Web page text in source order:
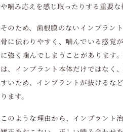
や噛み応えを感じ取ったりする重要な
そのため、歯根膜のないインプラン
骨に伝わりやすく、噛んでいる感覚
に強く噛んでしまうことがあります
は、インプラント本体だけではなく
すいため、インプラントが抜けるな
ります。
このような理由から、インプラント